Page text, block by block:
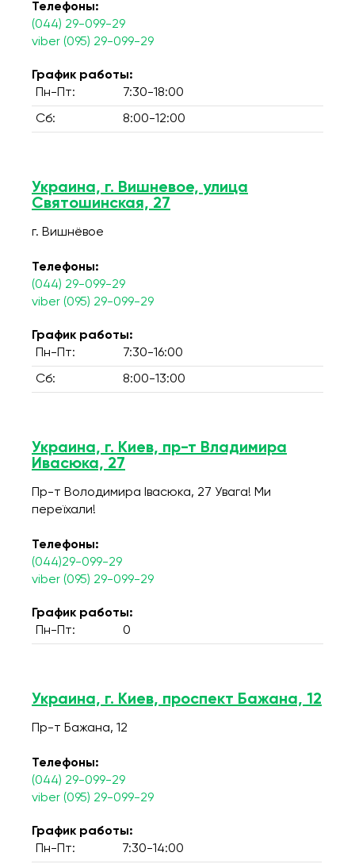
Телефоны:
(044) 29-099-29
viber (095) 29-099-29
График работы:
Пн-Пт:
7:30-18:00
Сб: 8:00-12:00
Украина, г. Вишневое, улица
Святошинская, 27
г. Вишнёвое
Телефоны:
(044) 29-099-29
viber (095) 29-099-29
График работы:
Пн-Пт:
7:30-16:00
Сб: 8:00-13:00
Украина, г. Киев, пр-т Владимира
Ивасюка, 27
Пр-т Володимира Івасюка, 27 Увага! Ми
переїхали!
Телефоны:
(044)29-099-29
viber (095) 29-099-29
График работы:
Пн-Пт:
0
Украина, г. Киев, проспект Бажана, 12
Пр-т Бажана, 12
Телефоны:
(044) 29-099-29
viber (095) 29-099-29
График работы:
Пн-Пт:
7:30-14:00